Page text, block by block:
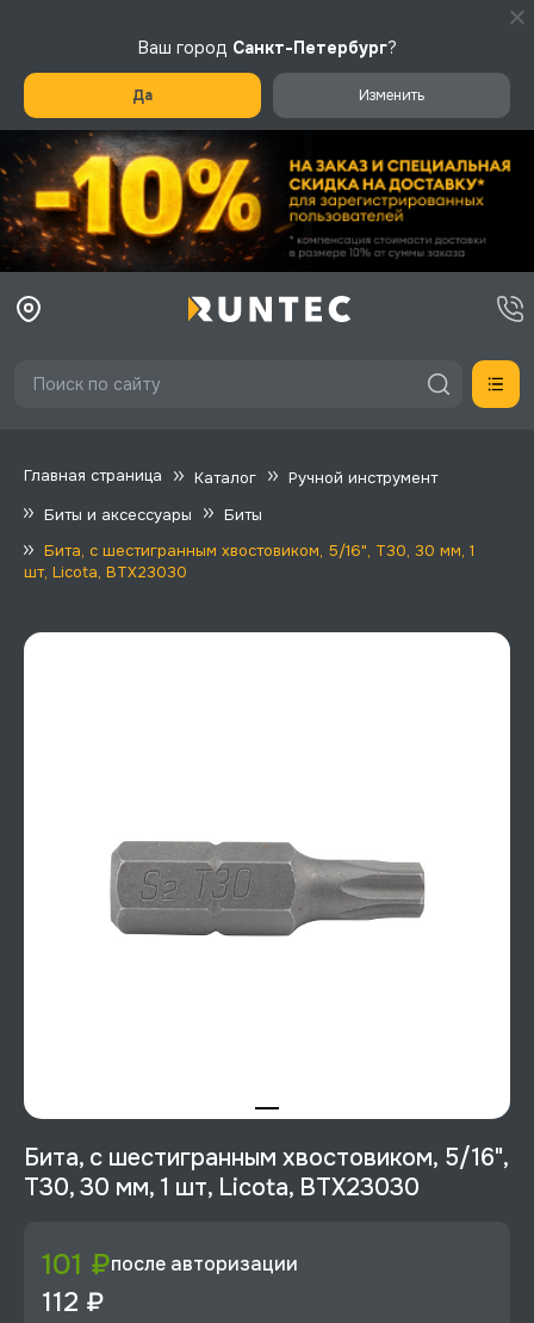
Ваш город Санкт-Петербург?
Да Изменить
Главная страница Каталог
Ручной инструмент
Биты и аксессуары
Биты
Бита, с шестигранным хвостовиком, 5/16", T30, 30 мм, 1
шт, Licota, BTX23030
Бита, с шестигранным хвостовиком, 5/16",
T30, 30 мм, 1 шт, Licota, BTX23030
101 ₽после авторизации
112 ₽